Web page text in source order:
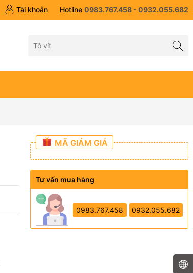
Tài khoản Hotline 0983.767.458 - 0932.055.682
MÃ GIẢM GIÁ
Tư vấn mua hàng
0983.767.458 0932.055.682